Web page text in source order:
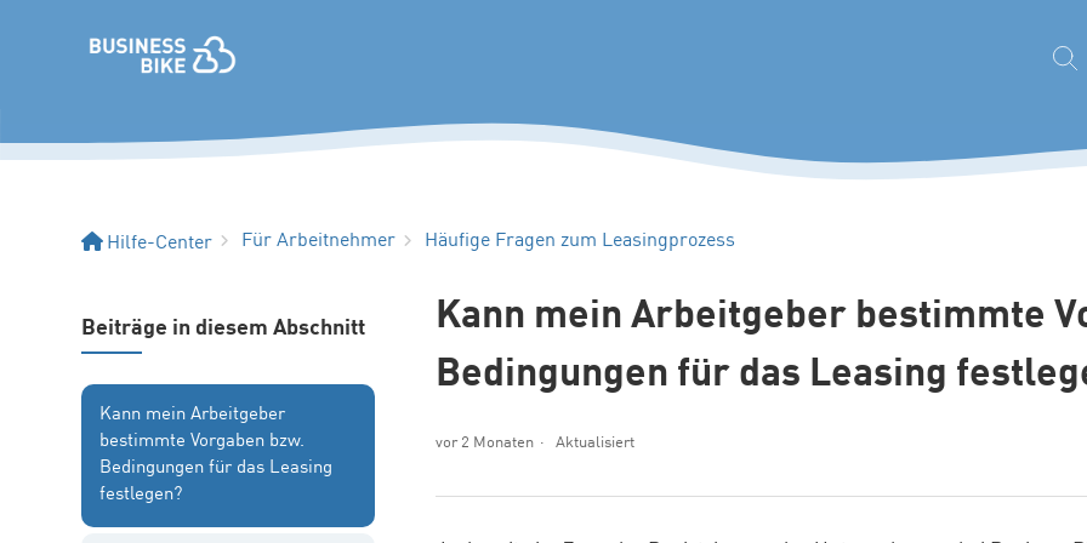
Hilfe-Center Für Arbeitnehmer Häufige Fragen zum Leasingprozess
Beiträge in diesem Abschnitt
Kann mein Arbeitgeber
bestimmte Vorgaben bzw.
Bedingungen für das Leasing
festlegen?
Kann mein Arbeitgeber bestimmte
Bedingungen für das Leasing
vor 2 Monaten Aktualisiert